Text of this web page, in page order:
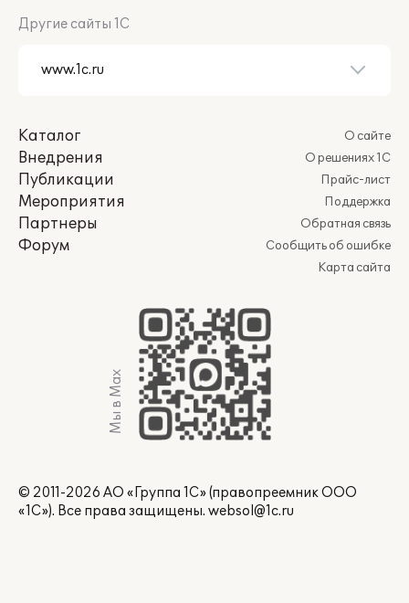
Другие сайты 1С
Каталог
Внедрения
Публикации
Мероприятия
Партнеры
Форум
О сайте
О решениях 1С
Прайс-лист
Поддержка
Обратная связь
Сообщить об ошибке
Карта сайта
Мы в Max
© 2011-2026 АО «Группа 1С» (правопреемник ООО
«1С»). Все права защищены. websol@1c.ru